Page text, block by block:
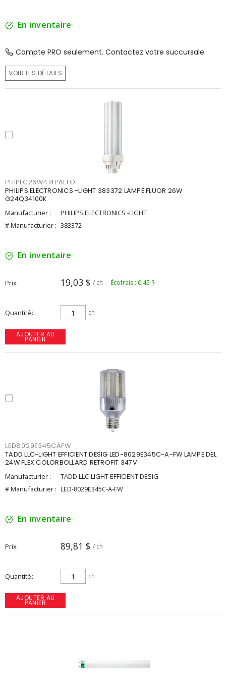
En inventaire
Compte PRO seulement. Contactez votre succursale
VOIR LES DÉTAILS
PHIPLC26W414PALTO
PHILIPS ELECTRONICS -LIGHT 383372 LAMPE FLUOR 26W
G24Q34100K
Manufacturier :
PHILIPS ELECTRONICS -LIGHT
# Manufacturier : 383372
En inventaire
Prix 19,03 $ / ch Écofrais : 0,45 $
Quantité ch
AJOUTER AU
PANIER
LED8029E345CAFW
TADD LLC-LIGHT EFFICIENT DESIG LED-8029E345C-A-FW LAMPE DEL
24W FLEX COLORBOLLARD RETROFIT 347V
Manufacturier :
TADD LLC-LIGHT EFFICIENT DESIG
# Manufacturier : LED-8029E345C-A-FW
En inventaire
Prix 89,81 $ / ch
Quantité ch
AJOUTER AU
PANIER